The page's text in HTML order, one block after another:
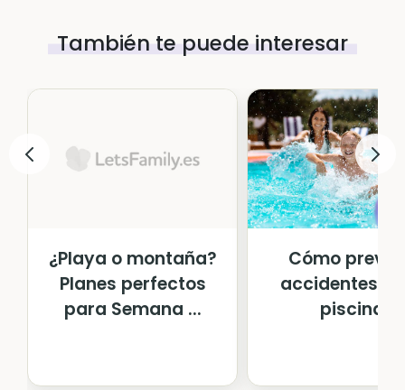
También te puede interesar
¿Playa o montaña?
Planes perfectos
para Semana ...
Cómo
accidentes
piscina